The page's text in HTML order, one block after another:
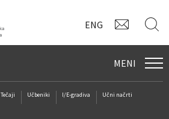
ENG
MENI
Tečaji Učbeniki I/E-gradiva
Učni načrti